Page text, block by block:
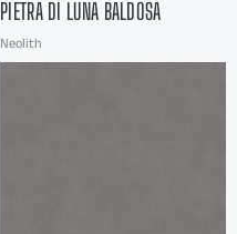
PIETRA DI LUNA BALDOSA
Neolith